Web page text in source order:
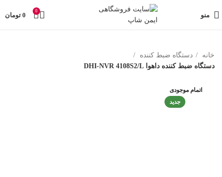
منو
0
0 تومان
خانه
دستگاه ضبط کننده
دستگاه ضبط کننده داهوا DHI-NVR 4108S2/L
اتمام موجودی
جدید
راحت خرید کنید در صورت مشکل حتما با پشتیبانی فروشگاه